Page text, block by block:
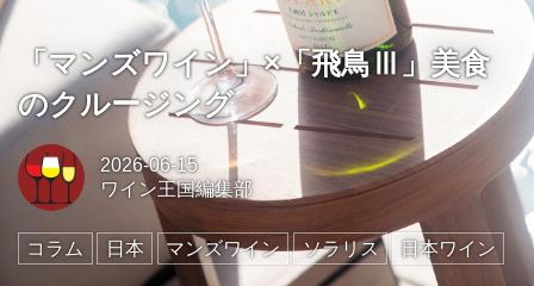
「マンズワイン」×「飛鳥Ⅲ」美食
のクルージング
2026-06-15
ワイン王国編集部
コラム 日本 マンズワイン ソラリス 日本ワイン